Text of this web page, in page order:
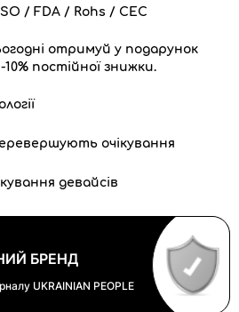
/ FDA / Rohs / CEC
отримуй у подарунок
постійної знижки.
очікування
девайсів
БРЕНД
UKRAINIAN PEOPLE